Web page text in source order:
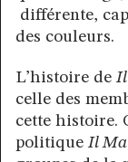
différente,
des couleurs.
L’histoire deIl
celle des
cette histoire.
politiqueIl